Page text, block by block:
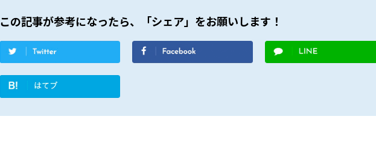
この記事が参考になったら、「シェア」をお願いします！